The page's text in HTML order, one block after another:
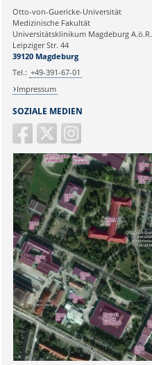
Ihre E-Mailadresse:
Ihr Anliegen:
Sicherheitsabfrage:
SOZIALE MEDIEN
Otto-von-Guericke-Universität
Medizinische Fakultät
Universitätsklinikum Magdeburg A.ö.R.
Leipziger Str. 44
39120 Magdeburg
Tel.: +49-391-67-01
Impressum